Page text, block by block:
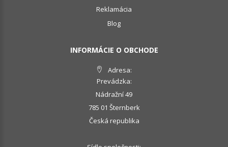
Reklamácia
Blog
INFORMÁCIE O OBCHODE
Adresa:
Prevádzka:
Nádražní 49
785 01 Šternberk
Česká republika